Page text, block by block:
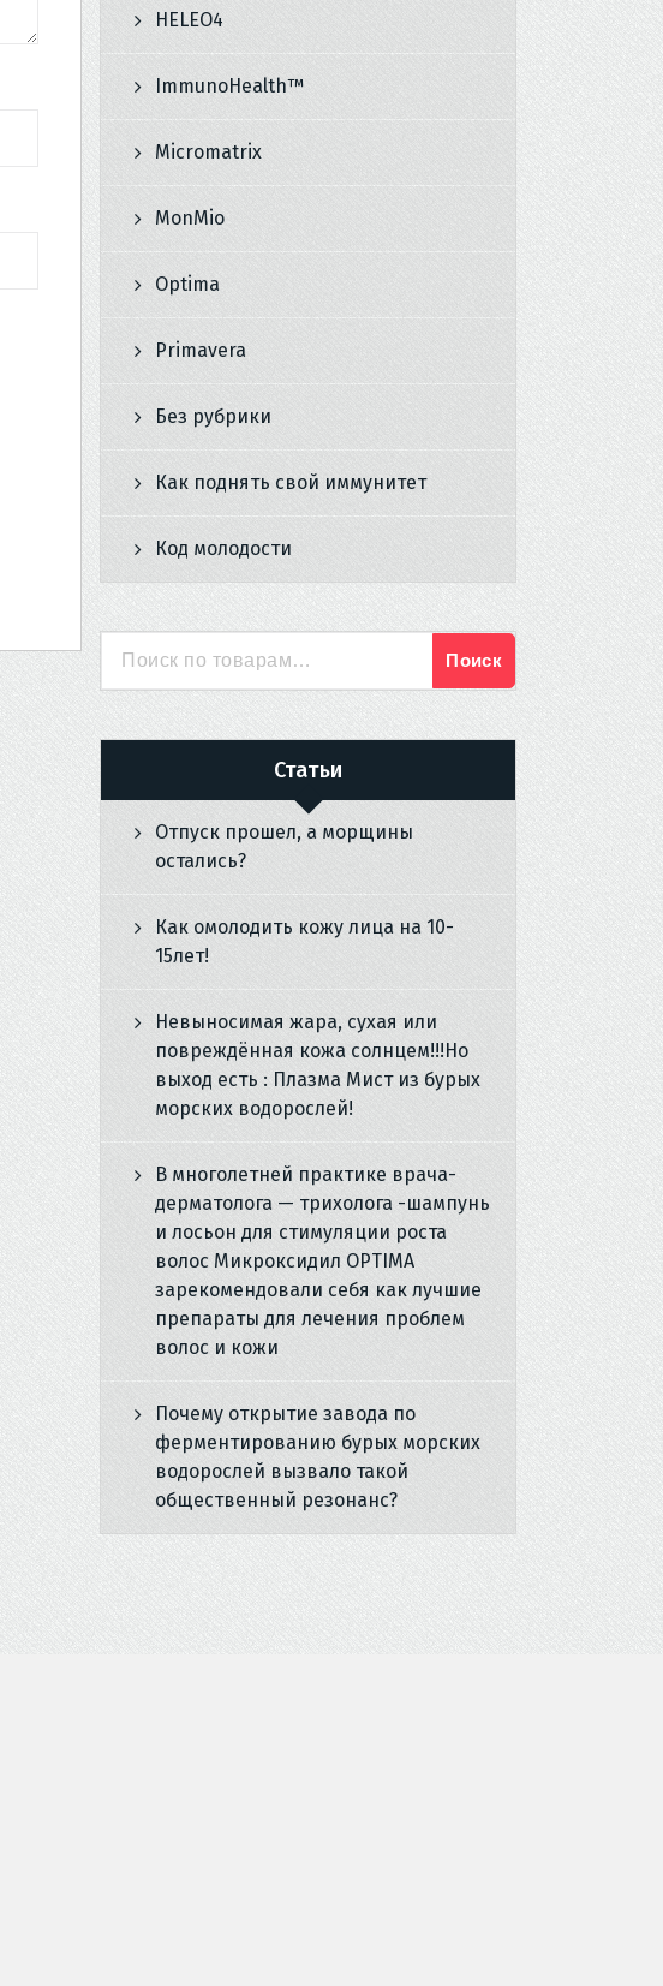
HELEO4
ImmunoHealth™
Micromatrix
MonMio
Optima
Primavera
Без рубрики
Как поднять свой иммунитет
Код молодости
Искать:
Поиск
Статьи
Отпуск прошел, а морщины
остались?
Как омолодить кожу лица на 10-
15лет!
Невыносимая жара, сухая или
повреждённая кожа солнцем!!!Но
выход есть : Плазма Мист из бурых
морских водорослей!
В многолетней практике врача-
дерматолога — трихолога -шампунь
и лосьон для стимуляции роста
волос Микроксидил OPTIMA
зарекомендовали себя как лучшие
препараты для лечения проблем
волос и кожи
Почему открытие завода по
ферментированию бурых морских
водорослей вызвало такой
общественный резонанс?